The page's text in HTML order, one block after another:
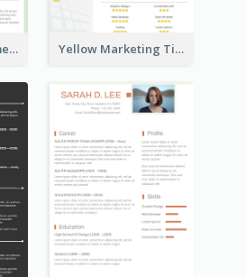
Light Green Resume Yellow Marketing Timeline Consultant Resume